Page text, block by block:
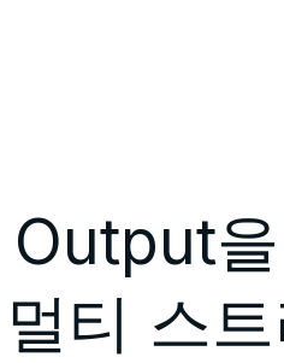
Output
티 스